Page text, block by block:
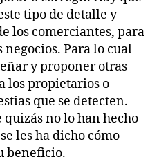
tipo de detalle y
los comerciantes, para
negocios. Para lo cual
y proponer otras
los propietarios o
que se detecten.
no lo han hecho
les ha dicho cómo
beneficio.